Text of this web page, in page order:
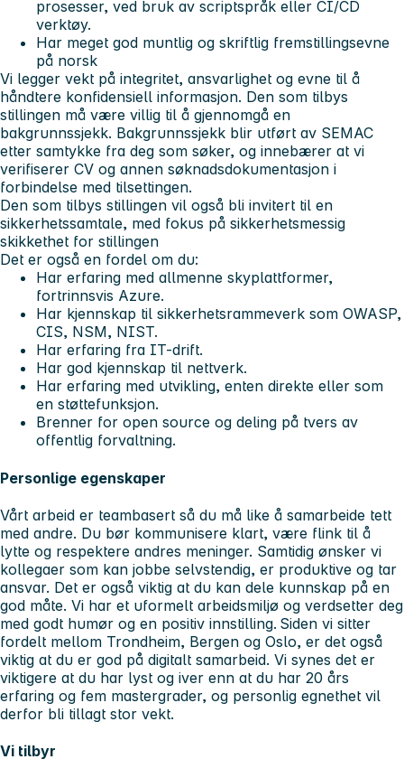
prosesser, ved bruk av scriptspråk eller CI/CD
verktøy.
Har meget god muntlig og skriftlig fremstillingsevne
på norsk
Vi legger vekt på integritet, ansvarlighet og evne til å
håndtere konfidensiell informasjon. Den som tilbys
stillingen må være villig til å gjennomgå en
bakgrunnssjekk. Bakgrunnssjekk blir utført av SEMAC
etter samtykke fra deg som søker, og innebærer at vi
verifiserer CV og annen søknadsdokumentasjon i
forbindelse med tilsettingen.
Den som tilbys stillingen vil også bli invitert til en
sikkerhetssamtale, med fokus på sikkerhetsmessig
skikkethet for stillingen
Det er også en fordel om du:
Har erfaring med allmenne skyplattformer,
fortrinnsvis Azure.
Har kjennskap til sikkerhetsrammeverk som OWASP,
CIS, NSM, NIST.
Har erfaring fra IT-drift.
Har god kjennskap til nettverk.
Har erfaring med utvikling, enten direkte eller som
en støttefunksjon.
Brenner for open source og deling på tvers av
offentlig forvaltning.
Personlige egenskaper
Vårt arbeid er teambasert så du må like å samarbeide tett
med andre. Du bør kommunisere klart, være flink til å
lytte og respektere andres meninger. Samtidig ønsker vi
kollegaer som kan jobbe selvstendig, er produktive og tar
ansvar. Det er også viktig at du kan dele kunnskap på en
god måte. Vi har et uformelt arbeidsmiljø og verdsetter deg
med godt humør og en positiv innstilling. Siden vi sitter
fordelt mellom Trondheim, Bergen og Oslo, er det også
viktig at du er god på digitalt samarbeid. Vi synes det er
viktigere at du har lyst og iver enn at du har 20 års
erfaring og fem mastergrader, og personlig egnethet vil
derfor bli tillagt stor vekt.
Vi tilbyr